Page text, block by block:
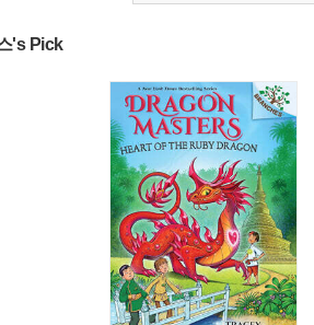
's Pick